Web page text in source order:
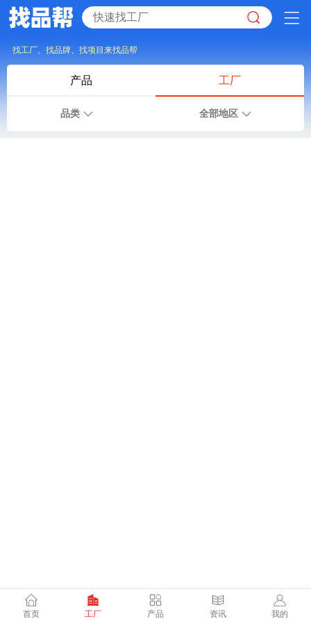
找工厂、找品牌、找项目来找品帮
产品 工厂
品类 全部地区
首页 工厂 产品 资讯 我的